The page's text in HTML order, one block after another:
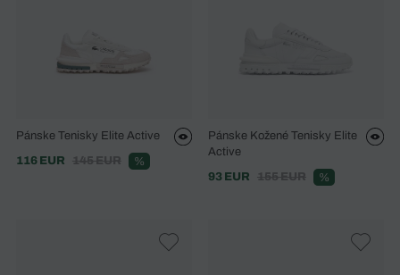
Pánske Tenisky Elite Active
116 EUR
145 EUR %
Pánske Kožené Tenisky Elite
Active
93 EUR
155 EUR %